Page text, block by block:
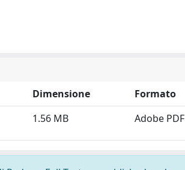
Dimensione
Formato
1.56 MB Adobe PDF